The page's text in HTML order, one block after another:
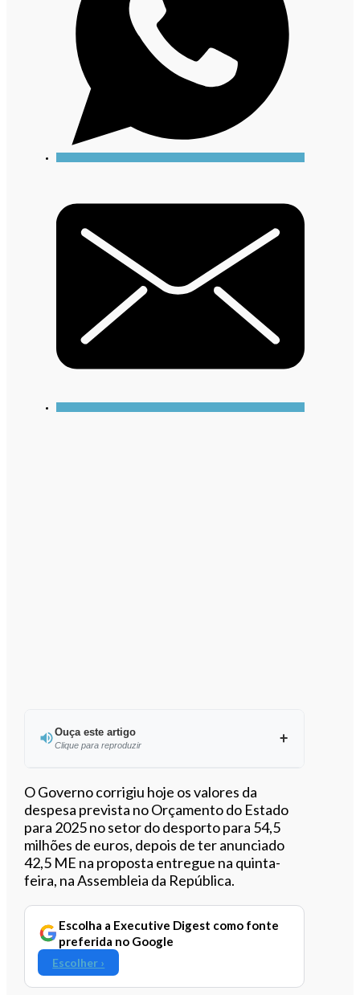
Ouça este artigo
Clique para reproduzir
Ouvir este artigo
O Governo corrigiu hoje os valores da
despesa prevista no Orçamento do Estado
para 2025 no setor do desporto para 54,5
milhões de euros, depois de ter anunciado
42,5 ME na proposta entregue na quinta-
feira, na Assembleia da República.
Escolha a Executive Digest como fonte
preferida no Google
Escolher ›